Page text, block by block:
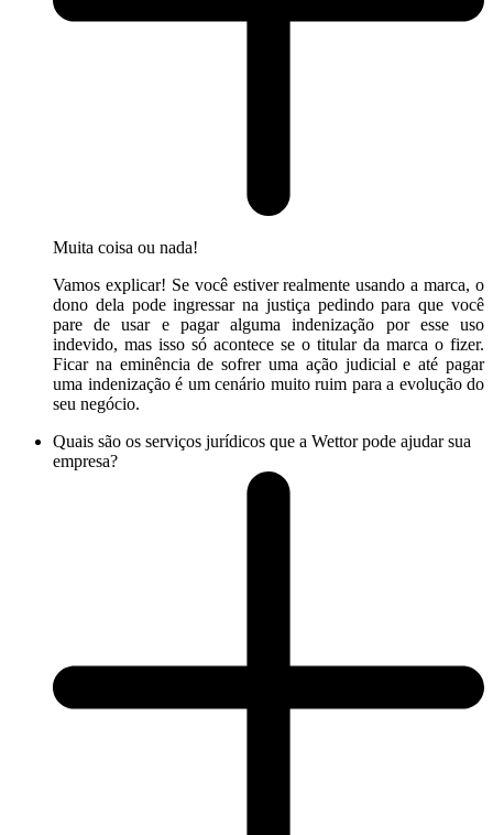
Muita coisa ou nada!
Vamos explicar! Se você estiver realmente usando a marca, o
dono dela pode ingressar na justiça pedindo para que você
pare de usar e pagar alguma indenização por esse uso
indevido, mas isso só acontece se o titular da marca o fizer.
Ficar na eminência de sofrer uma ação judicial e até pagar
uma indenização é um cenário muito ruim para a evolução do
seu negócio.
Quais são os serviços jurídicos que a Wettor pode ajudar sua
empresa?